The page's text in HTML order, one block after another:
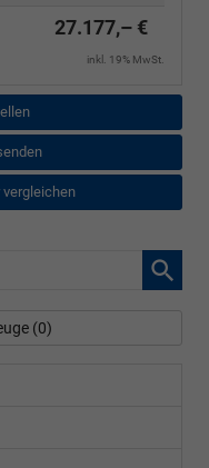
27.177,– €
inkl. 19% MwSt.
vergleichen
(0)